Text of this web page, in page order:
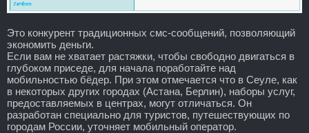
Это конкурент традиционных смс-сообщений, позволяющий
экономить деньги.
Если вам не хватает растяжки, чтобы свободно двигаться в
глубоком приседе, для начала поработайте над
мобильностью бёдер. При этом отмечается что в Сеуле, как
в некоторых других городах (Астана, Берлин), наборы услуг,
предоставляемых в центрах, могут отличаться. Он
разработан специально для туристов, путешествующих по
городам России, уточняет мобильный оператор.